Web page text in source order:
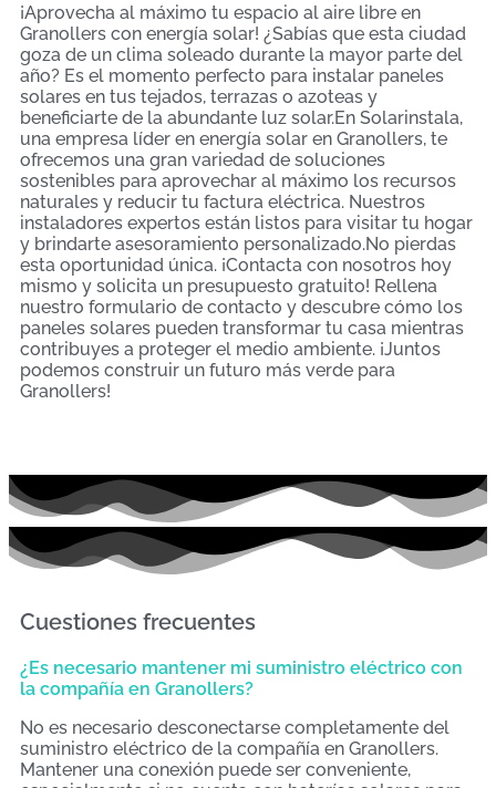
¡Aprovecha al máximo tu espacio al aire libre en
Granollers con energía solar! ¿Sabías que esta ciudad
goza de un clima soleado durante la mayor parte del
año? Es el momento perfecto para instalar paneles
solares en tus tejados, terrazas o azoteas y
beneficiarte de la abundante luz solar.En Solarinstala,
una empresa líder en energía solar en Granollers, te
ofrecemos una gran variedad de soluciones
sostenibles para aprovechar al máximo los recursos
naturales y reducir tu factura eléctrica. Nuestros
instaladores expertos están listos para visitar tu hogar
y brindarte asesoramiento personalizado.No pierdas
esta oportunidad única. ¡Contacta con nosotros hoy
mismo y solicita un presupuesto gratuito! Rellena
nuestro formulario de contacto y descubre cómo los
paneles solares pueden transformar tu casa mientras
contribuyes a proteger el medio ambiente. ¡Juntos
podemos construir un futuro más verde para
Granollers!
Cuestiones frecuentes
¿Es necesario mantener mi suministro eléctrico con
la compañía en Granollers?
No es necesario desconectarse completamente del
suministro eléctrico de la compañía en Granollers.
Mantener una conexión puede ser conveniente,